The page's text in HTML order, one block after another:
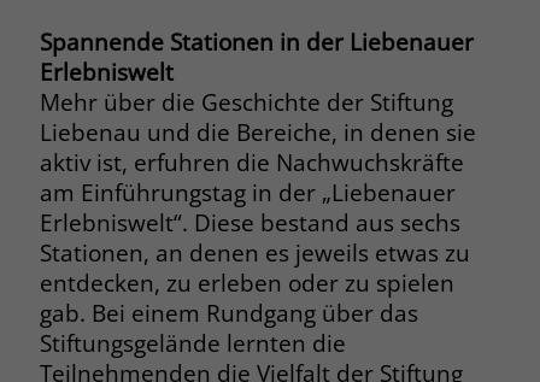
Spannende Stationen in der Liebenauer
Erlebniswelt
Mehr über die Geschichte der Stiftung
Liebenau und die Bereiche, in denen sie
aktiv ist, erfuhren die Nachwuchskräfte
am Einführungstag in der „Liebenauer
Erlebniswelt“. Diese bestand aus sechs
Stationen, an denen es jeweils etwas zu
entdecken, zu erleben oder zu spielen
gab. Bei einem Rundgang über das
Stiftungsgelände lernten die
Teilnehmenden die Vielfalt der Stiftung
Anbieter www.stiftung-liebenau.de
Laufzeit 1 Monat
Zweck
Behält die Zustimmung des Benutzers
zum Cookie Opt-In
Name __cf_bm
Anbieter .fonts.net
Laufzeit 30 Minuten
Laufzeit 1 Jahr
Zweck
Microsoft Clarity setzt dieses Cookie,
um die Seitenaufrufe eines Benutzers
zu speichern und in einer einzigen
Sitzungsaufzeichnung
zusammenzufassen.
Name _gcl_au
Anbieter Google Ads
Laufzeit 90 Tage